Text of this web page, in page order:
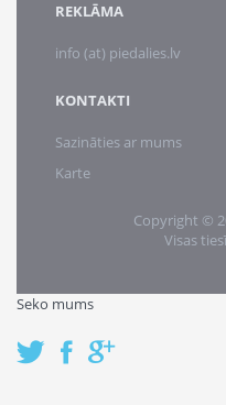
REKLĀMA
info (at) piedalies.lv
KONTAKTI
Sazināties ar mums
Karte
Copyright ©
Visas
Seko mums